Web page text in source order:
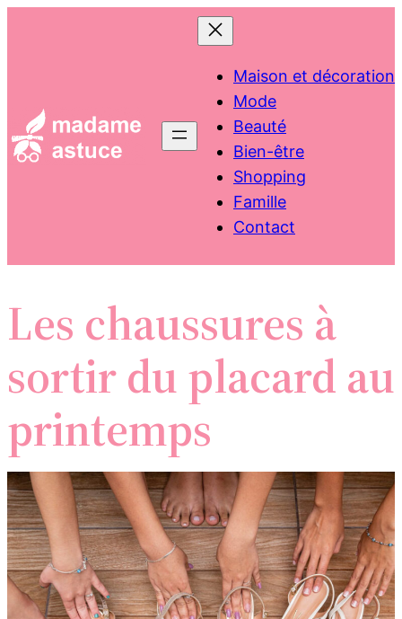
Maison et décoration
Mode
Beauté
Bien-être
Shopping
Famille
Contact
Les chaussures à
sortir du placard au
printemps